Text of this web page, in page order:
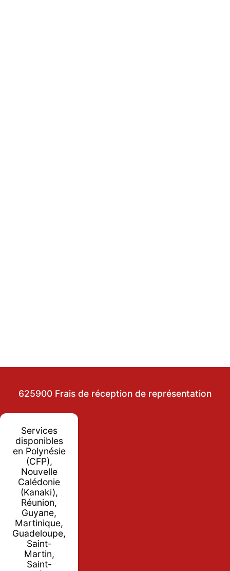
625900 Frais de réception de représentation
Services
disponibles
en Polynésie
(CFP),
Nouvelle
Calédonie
(Kanaki),
Réunion,
Guyane,
Martinique,
Guadeloupe,
Saint-
Martin,
Saint-